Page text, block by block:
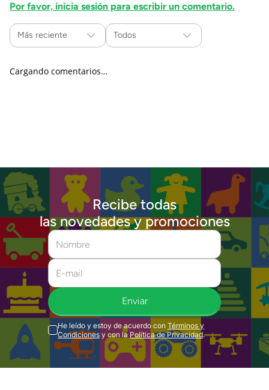
Por favor, inicia sesión para escribir un comentario.
Más reciente Todos
Cargando comentarios…
Recibe todas
las novedades y promociones
Enviar
He leído y estoy de acuerdo con Términos y
Condiciones y con la Política de Privacidad.